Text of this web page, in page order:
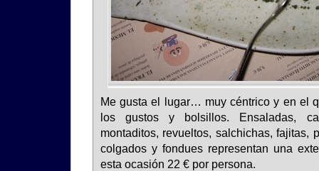
Me gusta el lugar… muy céntrico y en el
los gustos y bolsillos. Ensaladas,
montaditos, revueltos, salchichas, fajitas,
colgados y fondues representan una
esta ocasión 22 € por persona.